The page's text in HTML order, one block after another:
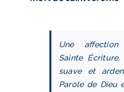
Une
Sainte
suave et
Parole de Dieu